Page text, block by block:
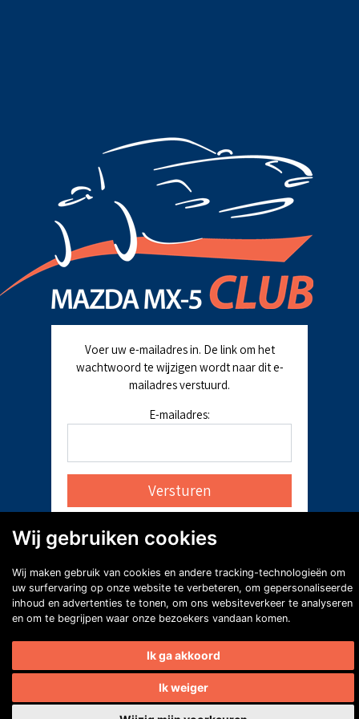
Voer uw e-mailadres in. De link om het
wachtwoord te wijzigen wordt naar dit e-
mailadres verstuurd.
E-mailadres:
Wij gebruiken cookies
Wij maken gebruik van cookies en andere tracking-technologieën om
uw surfervaring op onze website te verbeteren, om gepersonaliseerde
inhoud en advertenties te tonen, om ons websiteverkeer te analyseren
en om te begrijpen waar onze bezoekers vandaan komen.
Ik ga akkoord
Ik weiger